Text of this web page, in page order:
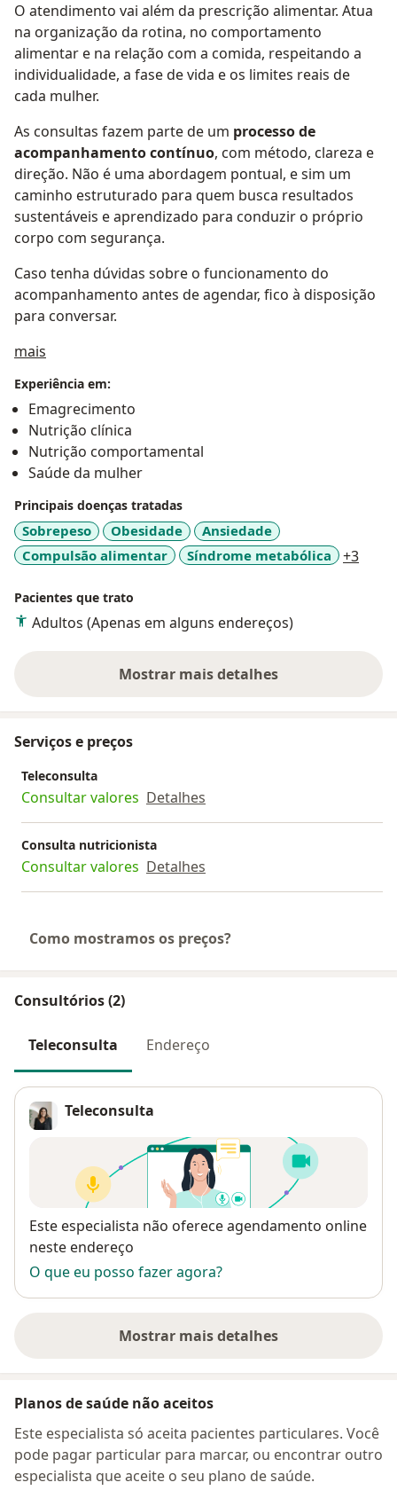
O atendimento vai além da prescrição alimentar. Atua
na organização da rotina, no comportamento
alimentar e na relação com a comida, respeitando a
individualidade, a fase de vida e os limites reais de
cada mulher.
As consultas fazem parte de um processo de
acompanhamento contínuo, com método, clareza e
direção. Não é uma abordagem pontual, e sim um
caminho estruturado para quem busca resultados
sustentáveis e aprendizado para conduzir o próprio
corpo com segurança.
Caso tenha dúvidas sobre o funcionamento do
acompanhamento antes de agendar, fico à disposição
para conversar.
mais
Experiência em:
Emagrecimento
Nutrição clínica
Nutrição comportamental
Saúde da mulher
Principais doenças tratadas
Sobrepeso Obesidade
Ansiedade
Compulsão alimentar
Síndrome metabólica +3
Pacientes que trato
Adultos (Apenas em alguns endereços)
Mostrar mais detalhes
sobre a experiência
Serviços e preços
Teleconsulta
Consultar valores Detalhes
Consulta nutricionista
Consultar valores Detalhes
Como mostramos os preços?
Consultórios (2)
Teleconsulta Endereço
Teleconsulta
Disponibilidade
Este especialista não oferece agendamento online
neste endereço
O que eu posso fazer agora?
Mostrar mais detalhes
sobre o endereço
Planos de saúde não aceitos
Este especialista só aceita pacientes particulares. Você
pode pagar particular para marcar, ou encontrar outro
especialista que aceite o seu plano de saúde.